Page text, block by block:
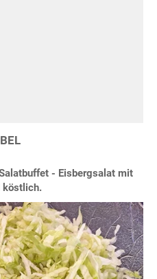
- Eisbergsalat mit
köstlich.